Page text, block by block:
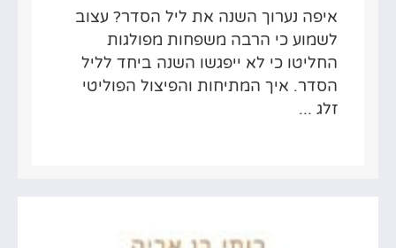
איפה נערוך השנה את ליל הסדר? עצוב
לשמוע כי הרבה משפחות מפולגות
החליטו כי לא ייפגשו השנה ביחד לליל
הסדר. איך המתיחות והפיצול הפוליטי
זלג ...